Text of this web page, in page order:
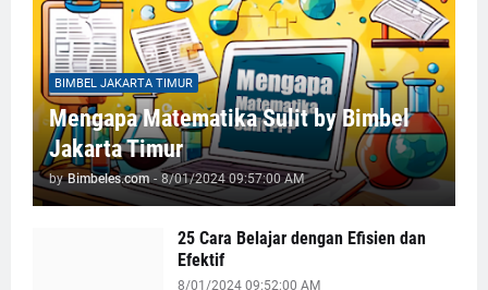
BIMBEL JAKARTA TIMUR
Mengapa Matematika Sulit by Bimbel
Jakarta Timur
by Bimbeles.com - 8/01/2024 09:57:00 AM
25 Cara Belajar dengan Efisien dan
Efektif
8/01/2024 09:52:00 AM